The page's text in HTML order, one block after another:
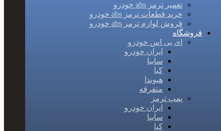
تعمیر ترمز abs خودرو
خرید قطعات ترمز abs خودرو
فروش لوازم ترمز abs خودرو
فروشگاه
ای بی اس خودرو
ایران خودرو
سایپا
کیا
هیوندا
متفرقه
پمپ ترمز
ایران خودرو
سایپا
کیا